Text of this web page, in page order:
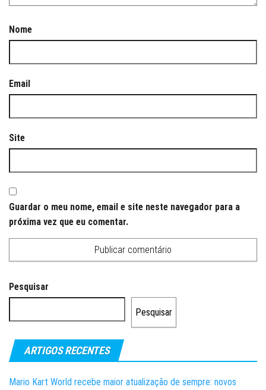
Nome
Email
Site
Guardar o meu nome, email e site neste navegador para a
próxima vez que eu comentar.
Pesquisar
Pesquisar
ARTIGOS RECENTES
Mario Kart World recebe maior atualização de sempre: novos